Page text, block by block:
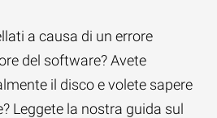
a causa di un errore
del software? Avete
il disco e volete sapere
Leggete la nostra guida sul